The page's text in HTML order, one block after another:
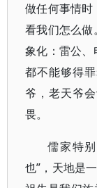
做任何事情时
看我们怎么
象化：雷公
都不能够得
爷，老天爷
畏。
儒家特
也”，天地是